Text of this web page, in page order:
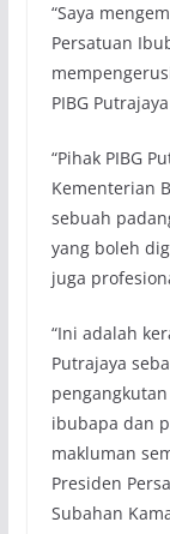
“Saya
Persatuan
PIBG
“Pihak PIBG
Kementerian
sebuah
yang boleh
juga
“Ini adalah
Putrajaya
ibubapa dan
makluman
Presiden
Subahan